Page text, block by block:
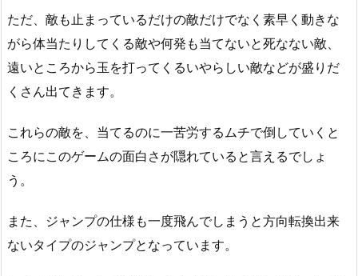
ただ、敵も止まっているだけの敵だけでなく素早く動きな
がら体当たりしてくる敵や何発も当てないと死なない敵、
遠いところから玉を打ってくるいやらしい敵などが盛りだ
くさん出てきます。
これらの敵を、当てるのに一苦労するムチで倒していくと
ころにこのゲームの面白さが隠れていると言えるでしょ
う。
また、ジャンプの仕様も一度飛んでしまうと方向転換出来
ないタイプのジャンプとなっています。